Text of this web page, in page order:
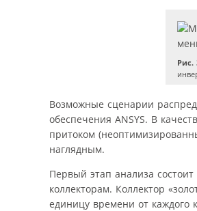
Рис.
Возможные сценарии
обеспечения ANSYS. В
притоком
наглядным.
Первый этап анализа
коллекторам. Коллектор
единицу времени от каждого